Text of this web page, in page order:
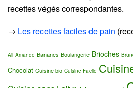
recettes végés correspondantes.
→ Les recettes faciles de pain
Ail Amande Bananes Boulangerie Brioches
Chocolat Cuisine bio Cuisine Facile